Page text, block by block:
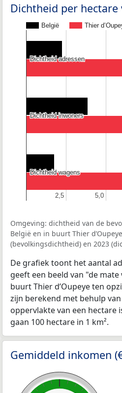
Dichtheid per
België Thier
2,5
2,5 5,0
5,0
Dichtheid adressen
Dichtheid adressen
Dichtheid inwoners
Dichtheid inwoners
Dichtheid wagens
Dichtheid wagens
Omgeving: dichtheid van de
België en in buurt Thier
(bevolkingsdichtheid) en 2023
De grafiek toont het aantal
geeft een beeld van "de
buurt Thier d’Oupeye ten
zijn berekend met behulp
oppervlakte van een hectare
gaan 100 hectare in 1 km².
Gemiddeld inkomen